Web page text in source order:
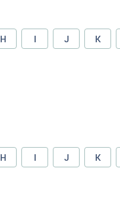
H I J K
H I J K